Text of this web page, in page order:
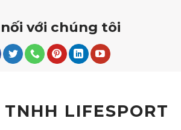
với chúng tôi
LIFESPORT